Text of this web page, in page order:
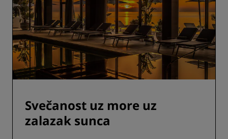
Svečanost uz more uz
zalazak sunca